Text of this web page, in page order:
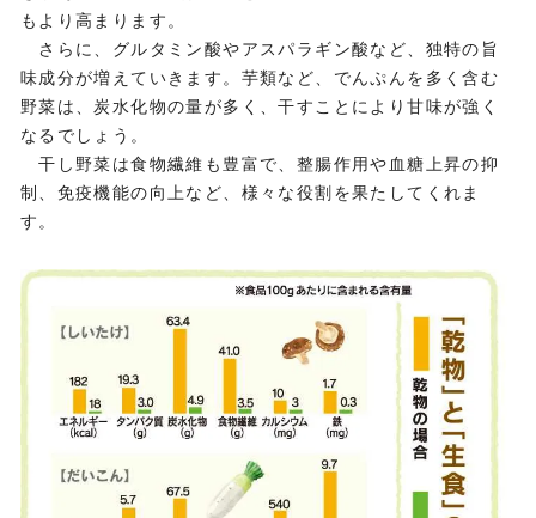
もより高まります。
さらに、グルタミン酸やアスパラギン酸など、独特の旨
味成分が増えていきます。芋類など、でんぷんを多く含む
野菜は、炭水化物の量が多く、干すことにより甘味が強く
なるでしょう。
干し野菜は食物繊維も豊富で、整腸作用や血糖上昇の抑
制、免疫機能の向上など、様々な役割を果たしてくれま
す。